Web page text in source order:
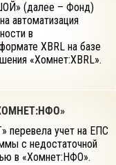
(далее – Фонд)
автоматизация
в
XBRL на базе
«Хомнет:XBRL».
учет на ЕПС
с недостаточной
в «Хомнет:НФО».